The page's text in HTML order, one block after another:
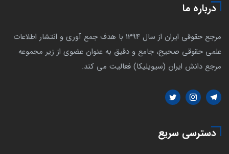
درباره ما
مرجع حقوقی ایران از سال 1394 با هدف جمع آوری و انتشار اطلاعات
علمی حقوقی صحیح، جامع و دقیق به عنوان عضوی از زیر مجموعه
مرجع دانش ایران (سیویلیکا) فعالیت می کند.
دسترسی سریع